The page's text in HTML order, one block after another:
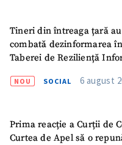
Tineri din întreaga țară
combată dezinformarea
Taberei de Reziliență
NOU SOCIAL 6 august
Prima reacție a Curții de
Curtea de Apel să o